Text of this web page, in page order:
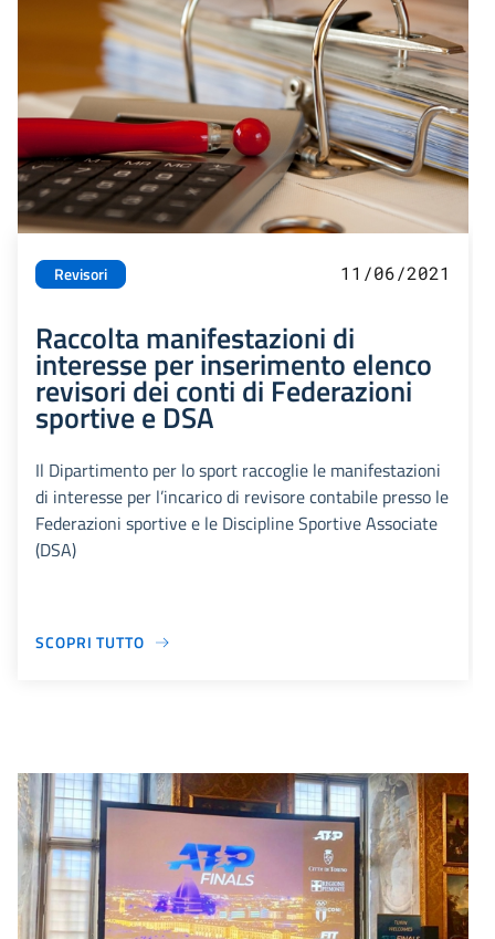
Revisori 11/06/2021
Raccolta manifestazioni di
interesse per inserimento elenco
revisori dei conti di Federazioni
sportive e DSA
Il Dipartimento per lo sport raccoglie le manifestazioni
di interesse per l’incarico di revisore contabile presso le
Federazioni sportive e le Discipline Sportive Associate
(DSA)
SCOPRI TUTTO